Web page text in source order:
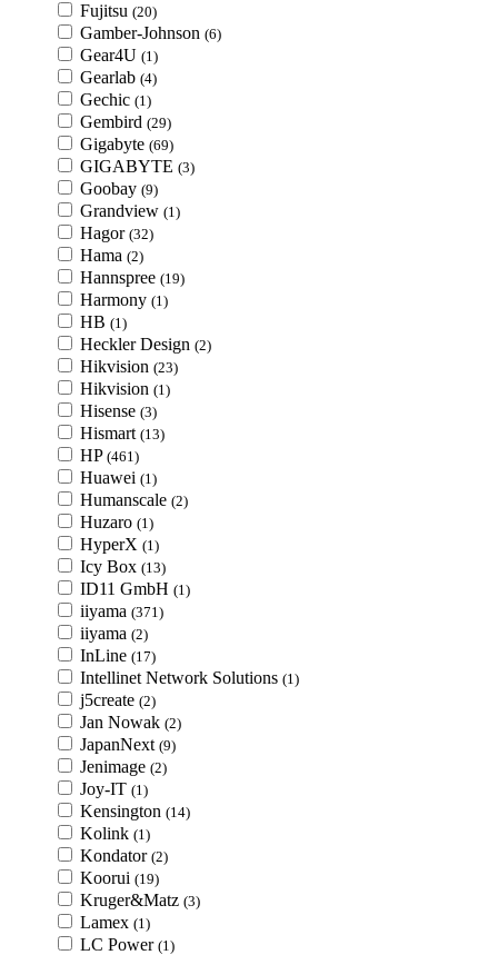
Fujitsu (20)
Gamber-Johnson (6)
Gear4U (1)
Gearlab (4)
Gechic (1)
Gembird (29)
Gigabyte (69)
GIGABYTE (3)
Goobay (9)
Grandview (1)
Hagor (32)
Hama (2)
Hannspree (19)
Harmony (1)
HB (1)
Heckler Design (2)
Hikvision (23)
Hikvision (1)
Hisense (3)
Hismart (13)
HP (461)
Huawei (1)
Humanscale (2)
Huzaro (1)
HyperX (1)
Icy Box (13)
ID11 GmbH (1)
iiyama (371)
iiyama (2)
InLine (17)
Intellinet Network Solutions (1)
j5create (2)
Jan Nowak (2)
JapanNext (9)
Jenimage (2)
Joy-IT (1)
Kensington (14)
Kolink (1)
Kondator (2)
Koorui (19)
Kruger&Matz (3)
Lamex (1)
LC Power (1)